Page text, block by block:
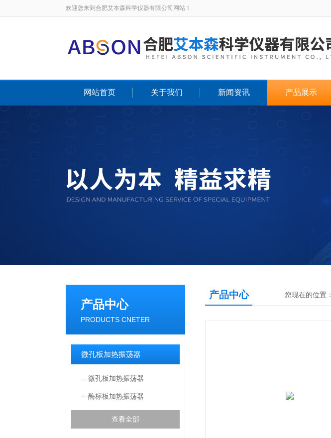
欢迎您来到合肥艾本森科学仪器有限公司网站！
网站首页 关于我们 新闻资讯 产品展示
产品中心
PRODUCTS CNETER
微孔板加热振荡器
微孔板加热振荡器
酶标板加热振荡器
查看全部
产品中心 您现在的位置：